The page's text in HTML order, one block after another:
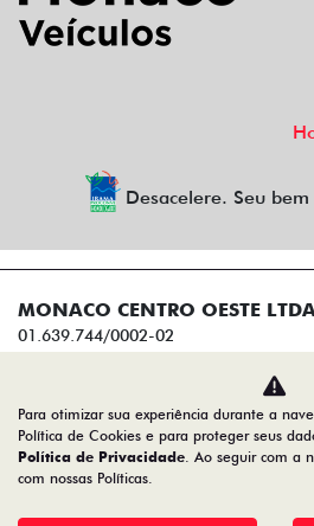
Desacelere. Seu
MONACO CENTRO OESTE
01.639.744/0002-02
Desenvolvido pela
Para otimizar sua experiência durante a
Política de Cookies e para proteger seus
Política de Privacidade. Ao seguir com a
com nossas Políticas.